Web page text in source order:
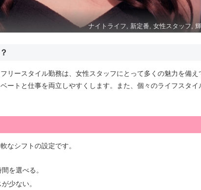
ナイトライフ, 新定番, 女性スタッフ,
リースタイル勤務は、女性スタッフにとって多くの魅力を備え
ートと仕事を両立しやすくします。また、個々のライフスタ
なシフトの設定です。
を選べる。
少ない。